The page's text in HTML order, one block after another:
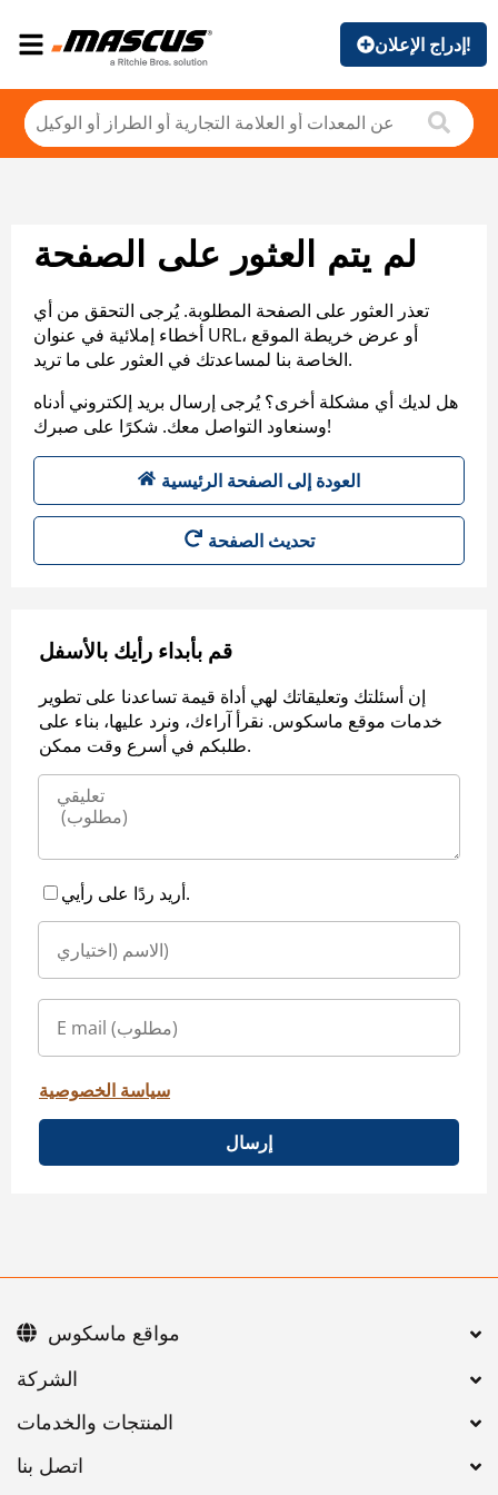
إدراج الإعلان!
لم يتم العثور على الصفحة
تعذر العثور على الصفحة المطلوبة. يُرجى التحقق من أي
أخطاء إملائية في عنوان URL، أو عرض خريطة الموقع
الخاصة بنا لمساعدتك في العثور على ما تريد.
هل لديك أي مشكلة أخرى؟ يُرجى إرسال بريد إلكتروني أدناه
وسنعاود التواصل معك. شكرًا على صبرك!
العودة إلى الصفحة الرئيسية
تحديث الصفحة
قم بأبداء رأيك بالأسفل
إن أسئلتك وتعليقاتك لهي أداة قيمة تساعدنا على تطوير
خدمات موقع ماسكوس. نقرأ آراءك، ونرد عليها، بناء على
طلبكم في أسرع وقت ممكن.
أريد ردًا على رأيي.
سياسة الخصوصية
إرسال
اتصل بنا
مواقع ماسكوس